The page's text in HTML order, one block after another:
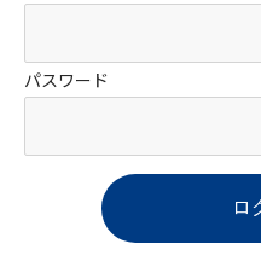
パスワード